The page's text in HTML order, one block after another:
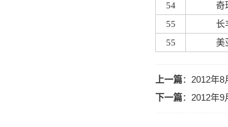
54
奇
55
长
55
美
上一篇： 2012年8
下一篇： 2012年9